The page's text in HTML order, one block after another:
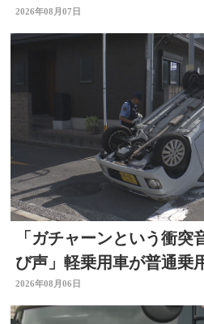
材 スタジオで「割れな
りも
2026年08月07日
「ガチャーンという衝突
び声」軽乗用車が普通乗
転 周囲騒然 大分
2026年08月06日